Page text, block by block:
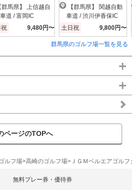
Ｍ】
道 / 富岡IC
9,480円〜
車道 / 渋川伊香保IC
土日祝
9,800円〜
群馬県のゴルフ場一覧を見る
ページのTOPへ
ルフ場 高崎のゴルフ場 ＪＧＭベルエアゴル
無料プレー券・優待券